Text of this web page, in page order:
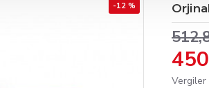
-12 %
Vergiler